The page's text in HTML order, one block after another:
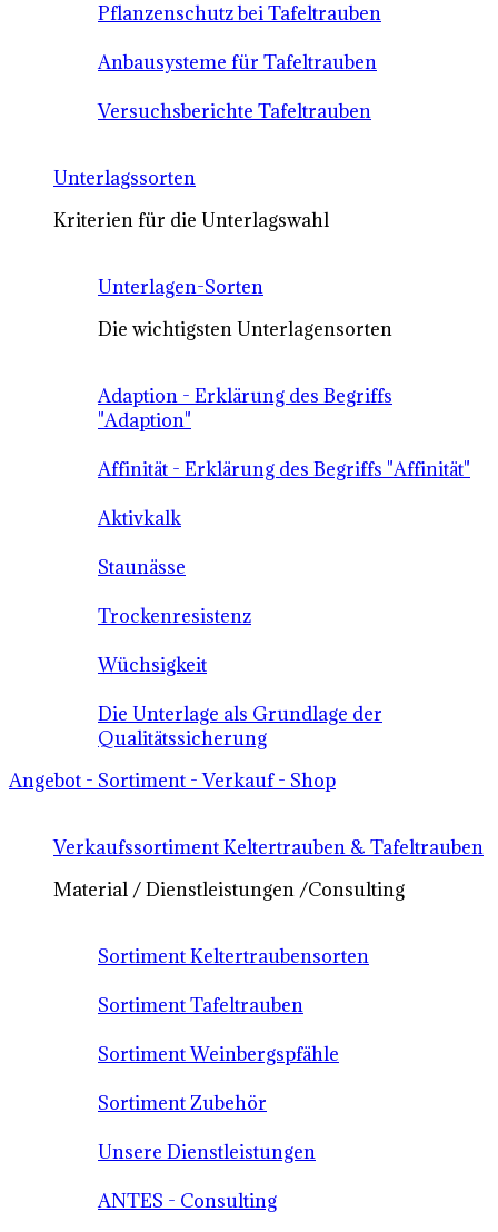
Pflanzenschutz bei Tafeltrauben
Anbausysteme für Tafeltrauben
Versuchsberichte Tafeltrauben
Unterlagssorten
Kriterien für die Unterlagswahl
Unterlagen-Sorten
Die wichtigsten Unterlagensorten
Adaption - Erklärung des Begriffs
"Adaption"
Affinität - Erklärung des Begriffs "Affinität"
Aktivkalk
Staunässe
Trockenresistenz
Wüchsigkeit
Die Unterlage als Grundlage der
Qualitätssicherung
Angebot - Sortiment - Verkauf - Shop
Verkaufssortiment Keltertrauben & Tafeltrauben
Material / Dienstleistungen /Consulting
Sortiment Keltertraubensorten
Sortiment Tafeltrauben
Sortiment Weinbergspfähle
Sortiment Zubehör
Unsere Dienstleistungen
ANTES - Consulting